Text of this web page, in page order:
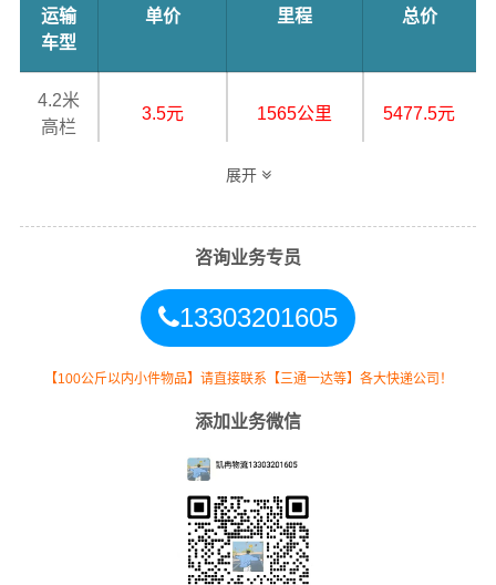
运输
车型
单价 里程 总价
4.2米
高栏
3.5元 1565公里 5477.5元
平板
10.5元 1565公里
整车运输价格计算方式通常是按单价×公里，
以上报价为市场透明价，仅供参考，不作为
展开
咨询业务专员
13303201605
【100公斤以内小件物品】请直接联系【三通一达等】各大快递公司！
添加业务微信